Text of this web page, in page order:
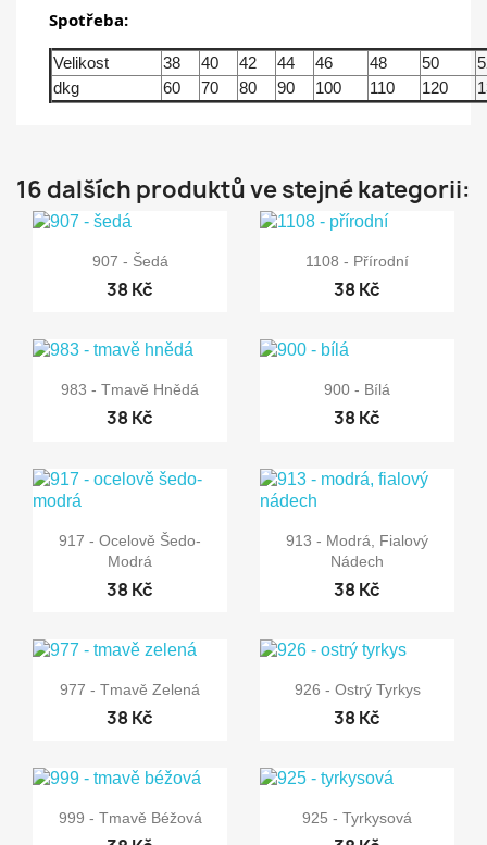
Spotřeba:
Velikost 38 40 42 44 46 48 50
dkg
60 70 80 90 100 110 120
16 dalších produktů ve stejné kategorii:
Rychlý náhled
907 - Šedá
38 Kč
 Rychlý náhled
1108 - Přírodní
38 Kč
 Rychlý náhled
983 - Tmavě Hnědá
38 Kč
Rychlý náhled
900 - Bílá
38 Kč
 Rychlý náhled
917 - Ocelově Šedo-
Modrá
38 Kč
 Rychlý náhled
913 - Modrá, Fialový
Nádech
38 Kč
 Rychlý náhled
977 - Tmavě Zelená
38 Kč
 Rychlý náhled
926 - Ostrý Tyrkys
38 Kč
 Rychlý náhled
999 - Tmavě Béžová  Rychlý náhled
925 - Tyrkysová